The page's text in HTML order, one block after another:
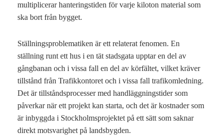
multiplicerar hanteringstiden för varje kiloton material som
ska bort från bygget.
Ställningsproblematiken är ett relaterat fenomen. En
ställning runt ett hus i en tät stadsgata upptar en del av
gångbanan och i vissa fall en del av körfältet, vilket kräver
tillstånd från Trafikkontoret och i vissa fall trafikomledning.
Det är tillståndsprocesser med handläggningstider som
påverkar när ett projekt kan starta, och det är kostnader som
är inbyggda i Stockholmsprojektet på ett sätt som saknar
direkt motsvarighet på landsbygden.